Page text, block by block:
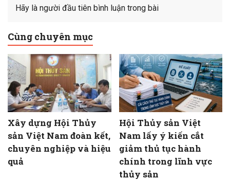
Hãy là người đầu tiên bình luận trong bài
Cùng chuyên mục
Xây dựng Hội Thủy
sản Việt Nam đoàn kết,
chuyên nghiệp và hiệu
quả
Hội Thủy sản Việt
Nam lấy ý kiến cắt
giảm thủ tục hành
chính trong lĩnh vực
thủy sản